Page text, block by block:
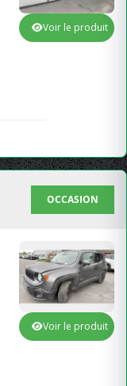
Voir le produit
OCCASION
Voir le produit